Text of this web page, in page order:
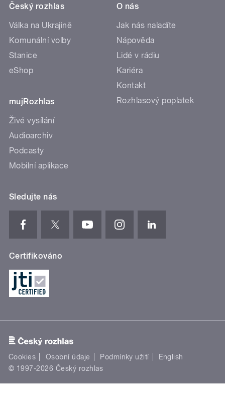
Český rozhlas
Válka na Ukrajině
Komunální volby
Stanice
eShop
mujRozhlas
Živé vysílání
Audioarchiv
Podcasty
Mobilní aplikace
O nás
Jak nás naladíte
Nápověda
Lidé v rádiu
Kariéra
Kontakt
Rozhlasový poplatek
Sledujte nás
Certifikováno
Cookies Osobní údaje Podmínky užití
English
© 1997-2026 Český rozhlas